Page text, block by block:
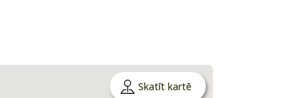
Skatīt kartē